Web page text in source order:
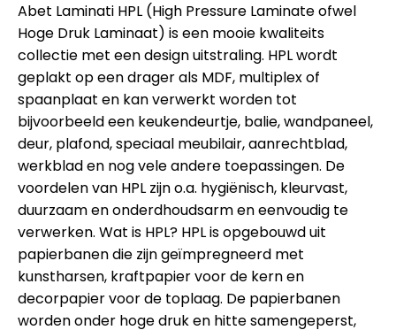
Abet Laminati HPL (High Pressure Laminate ofwel
Hoge Druk Laminaat) is een mooie kwaliteits
collectie met een design uitstraling. HPL wordt
geplakt op een drager als MDF, multiplex of
spaanplaat en kan verwerkt worden tot
bijvoorbeeld een keukendeurtje, balie, wandpaneel,
deur, plafond, speciaal meubilair, aanrechtblad,
werkblad en nog vele andere toepassingen. De
voordelen van HPL zijn o.a. hygiënisch, kleurvast,
duurzaam en onderdhoudsarm en eenvoudig te
verwerken. Wat is HPL? HPL is opgebouwd uit
papierbanen die zijn geïmpregneerd met
kunstharsen, kraftpapier voor de kern en
decorpapier voor de toplaag. De papierbanen
worden onder hoge druk en hitte samengeperst,